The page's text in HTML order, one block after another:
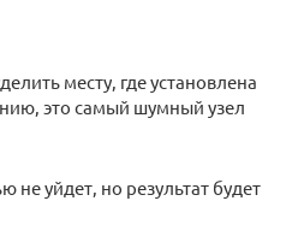
месту, где установлена
это самый шумный узел
не уйдет, но результат будет